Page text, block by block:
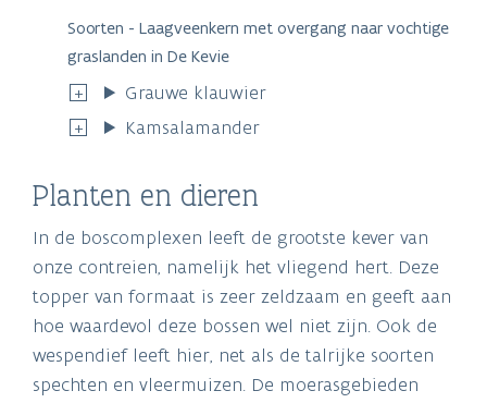
Soorten - Laagveenkern met overgang naar vochtige
graslanden in De Kevie
Grauwe klauwier
Kamsalamander
Planten en dieren
In de boscomplexen leeft de grootste kever van
onze contreien, namelijk het vliegend hert. Deze
topper van formaat is zeer zeldzaam en geeft aan
hoe waardevol deze bossen wel niet zijn. Ook de
wespendief leeft hier, net als de talrijke soorten
spechten en vleermuizen. De moerasgebieden